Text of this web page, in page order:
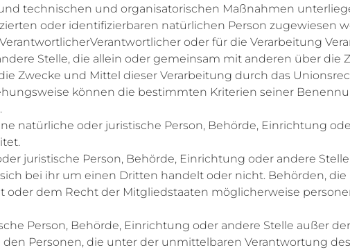
technischen und organisatorischen Maßnahmen
oder identifizierbaren natürlichen Person zugewiesen
oder für die Verarbeitung
Stelle, die allein oder gemeinsam mit anderen über die
Zwecke und Mittel dieser Verarbeitung durch das
können die bestimmten Kriterien seiner
natürliche oder juristische Person, Behörde, Einrichtung
juristische Person, Behörde, Einrichtung oder andere
bei ihr um einen Dritten handelt oder nicht. Behörden,
dem Recht der Mitgliedstaaten möglicherweise
Person, Behörde, Einrichtung oder andere Stelle außer
Personen, die unter der unmittelbaren Verantwortung